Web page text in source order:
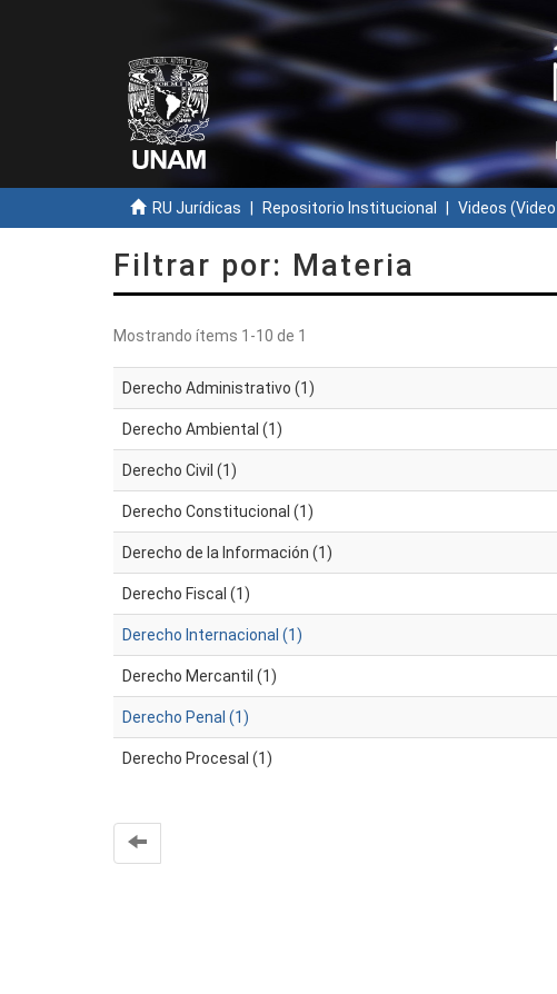
RU Jurídicas Repositorio Institucional Videos
Filtrar por: Materia
Mostrando ítems 1-10 de 1
Derecho Administrativo (1)
Derecho Ambiental (1)
Derecho Civil (1)
Derecho Constitucional (1)
Derecho de la Información (1)
Derecho Fiscal (1)
Derecho Internacional (1)
Derecho Mercantil (1)
Derecho Penal (1)
Derecho Procesal (1)